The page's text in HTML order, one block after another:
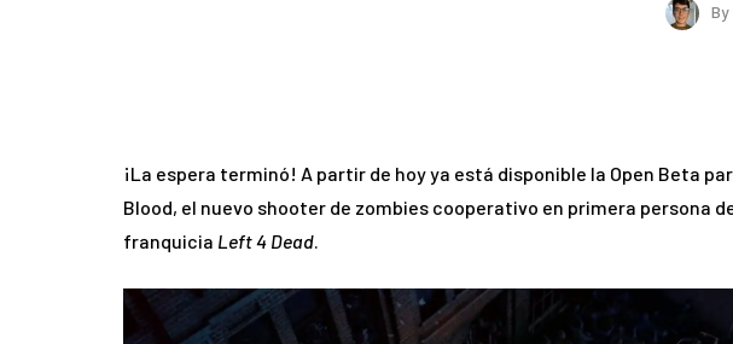
By
¡La espera terminó! A partir de hoy ya está disponible la Open Beta
Blood, el nuevo shooter de zombies cooperativo en primera persona
franquicia Left 4 Dead.